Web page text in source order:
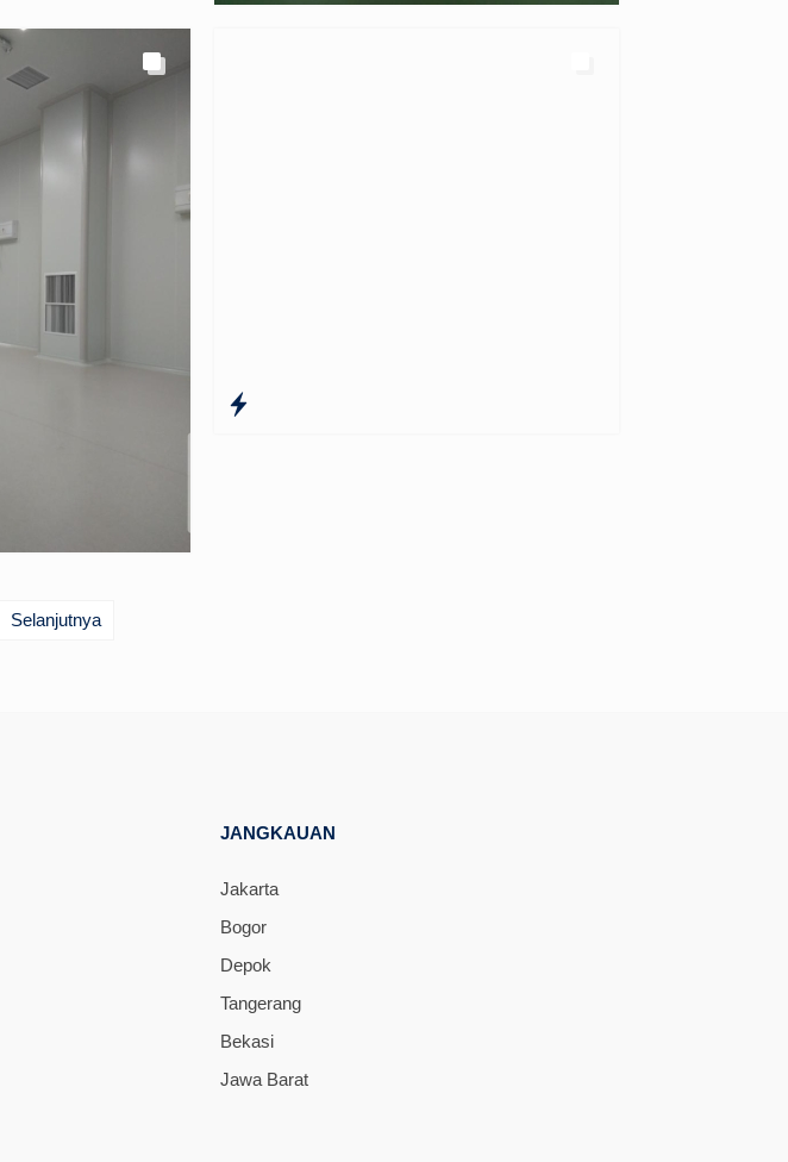
Selanjutnya
JANGKAUAN
Jakarta
Bogor
Depok
Tangerang
Bekasi
Jawa Barat